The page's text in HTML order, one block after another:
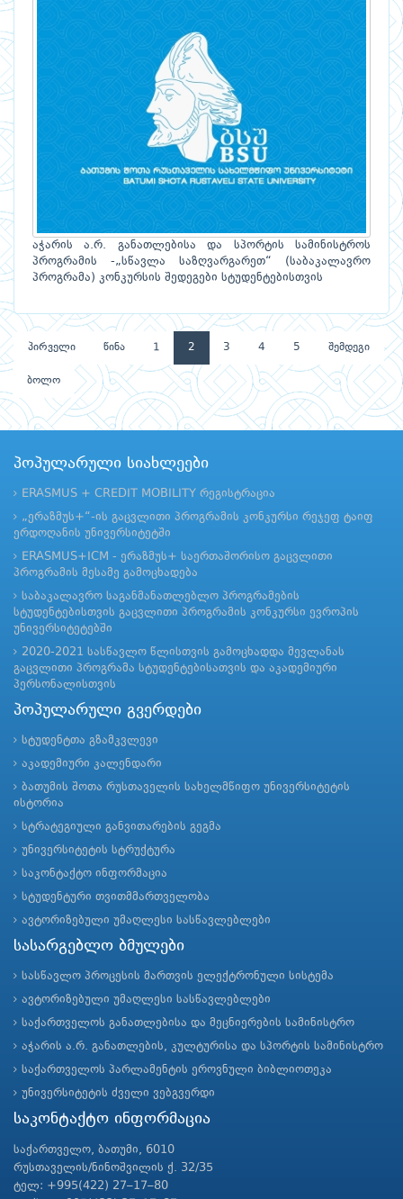
აჭარის ა.რ. განათლებისა და სპორტის სამინისტროს
პროგრამის -„სწავლა საზღვარგარეთ“ (საბაკალავრო
პროგრამა) კონკურსის შედეგები სტუდენტებისთვის
პირველი წინა 1 2 3 4 5 შემდეგი
ბოლო
პოპულარული სიახლეები
ERASMUS + CREDIT MOBILITY რეგისტრაცია
„ერაზმუს+“-ის გაცვლითი პროგრამის კონკურსი რეჯეფ ტაიფ
ერდოღანის უნივერსიტეტში
ERASMUS+ICM - ერაზმუს+ საერთაშორისო გაცვლითი
პროგრამის მესამე გამოცხადება
საბაკალავრო საგანმანათლებლო პროგრამების
სტუდენტებისთვის გაცვლითი პროგრამის კონკურსი ევროპის
უნივერსიტეტებში
2020-2021 სასწავლო წლისთვის გამოცხადდა მევლანას
გაცვლითი პროგრამა სტუდენტებისათვის და აკადემიური
პერსონალისთვის
პოპულარული გვერდები
სტუდენტთა გზამკვლევი
აკადემიური კალენდარი
ბათუმის შოთა რუსთაველის სახელმწიფო უნივერსიტეტის
ისტორია
სტრატეგიული განვითარების გეგმა
უნივერსიტეტის სტრუქტურა
საკონტაქტო ინფორმაცია
სტუდენტური თვითმმართველობა
ავტორიზებული უმაღლესი სასწავლებლები
სასარგებლო ბმულები
სასწავლო პროცესის მართვის ელექტრონული სისტემა
ავტორიზებული უმაღლესი სასწავლებლები
საქართველოს განათლებისა და მეცნიერების სამინისტრო
აჭარის ა.რ. განათლების, კულტურისა და სპორტის სამინისტრო
საქართველოს პარლამენტის ეროვნული ბიბლიოთეკა
უნივერსიტეტის ძველი ვებგვერდი
საკონტაქტო ინფორმაცია
საქართველო, ბათუმი, 6010
რუსთაველის/ნინოშვილის ქ. 32/35
ტელ: +995(422) 27–17–80